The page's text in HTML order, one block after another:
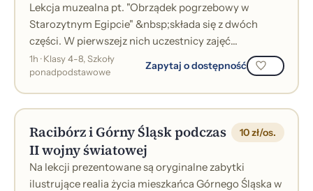
Lekcja muzealna pt. "Obrządek pogrzebowy w
Starozytnym Egipcie" &nbsp;składa się z dwóch
części. W pierwszejz nich uczestnicy zajęć
przyswajają ogólną wiedzę na temat historii i sp...
1h · Klasy 4-8, Szkoły
ponadpodstawowe
Zapytaj o dostępność
Racibórz i Górny Śląsk podczas
II wojny światowej
10 zł/os.
Na lekcji prezentowane są oryginalne zabytki
ilustrujące realia życia mieszkańca Górnego Śląska w